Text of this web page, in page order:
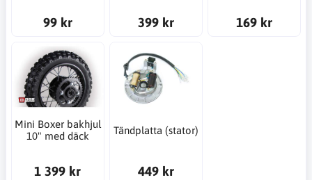
99 kr 399 kr 169 kr
Mini Boxer bakhjul
10" med däck
1 399 kr
Tändplatta (stator)
449 kr